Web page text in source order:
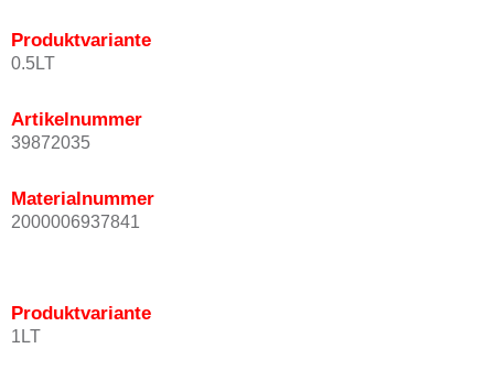
Produktvariante
0.5LT
Artikelnummer
39872035
Materialnummer
2000006937841
Produktvariante
1LT